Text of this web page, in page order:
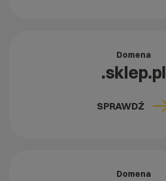
Domena
.sklep.pl
SPRAWDŹ
Domena